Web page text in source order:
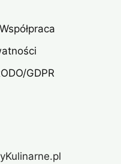
Współpraca
GDPR